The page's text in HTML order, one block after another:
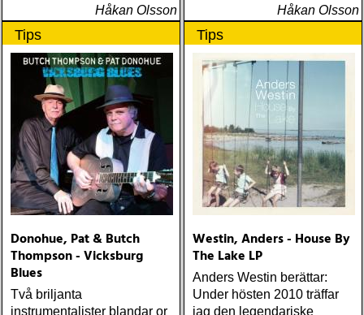
Håkan Olsson Håkan Olsson
Tips
Donohue, Pat & Butch
Thompson - Vicksburg
Blues
Två briljanta
instrumentalister blandar or
Tips
Westin, Anders - House By
The Lake LP
Anders Westin berättar:
Under hösten 2010 träffar
jag den legendariske